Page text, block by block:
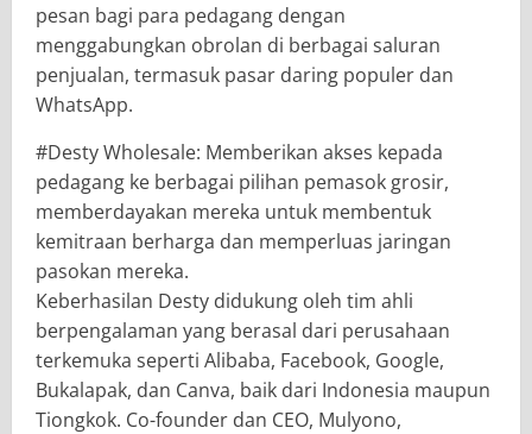
pesan bagi para pedagang dengan
menggabungkan obrolan di berbagai saluran
penjualan, termasuk pasar daring populer dan
WhatsApp.
#Desty Wholesale: Memberikan akses kepada
pedagang ke berbagai pilihan pemasok grosir,
memberdayakan mereka untuk membentuk
kemitraan berharga dan memperluas jaringan
pasokan mereka.
Keberhasilan Desty didukung oleh tim ahli
berpengalaman yang berasal dari perusahaan
terkemuka seperti Alibaba, Facebook, Google,
Bukalapak, dan Canva, baik dari Indonesia maupun
Tiongkok. Co-founder dan CEO, Mulyono,